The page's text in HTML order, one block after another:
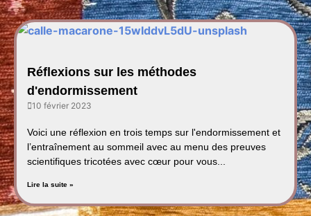
Réflexions sur les méthodes
d'endormissement
10 février 2023
Voici une réflexion en trois temps sur l'endormissement et
l’entraînement au sommeil avec au menu des preuves
scientifiques tricotées avec cœur pour vous...
Lire la suite »